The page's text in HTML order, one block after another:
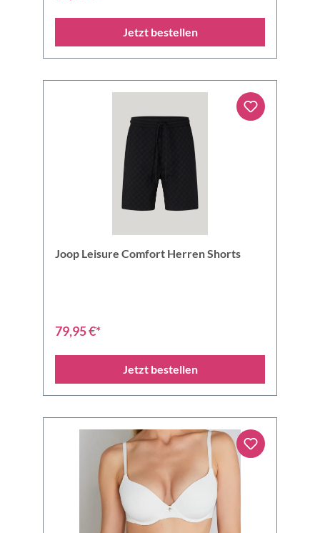
Jetzt bestellen
Joop Leisure Comfort Herren Shorts
79,95 €*
Jetzt bestellen